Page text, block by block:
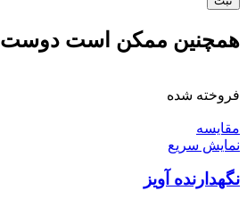
همچنین ممکن است دوست
فروخته شده
مقايسه
نمایش سریع
نگهدارنده آویز